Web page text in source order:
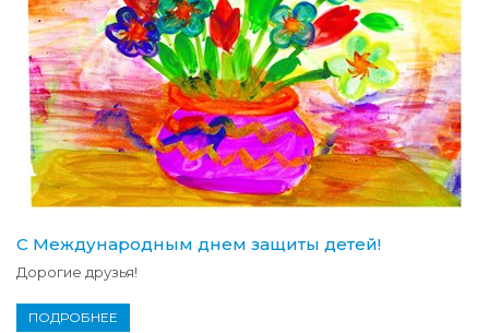
С Международным днем защиты детей!
Дорогие друзья!
ПОДРОБНЕЕ